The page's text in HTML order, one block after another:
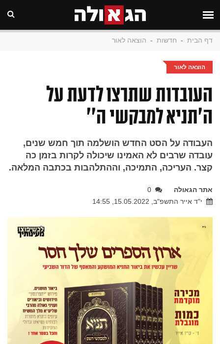
דף הבית - חדשות - הוצאה לאור
הוצאה לאור
העובדות שתרצו לדעת על
ה'תניא למבקשי ה''
העבודה על הסט החדש הושלמה תוך חמש שנים,
עובדה שרבים לא האמינו שיכולה לקרות בזמן כה
קצר. העריכה, התמיכה, וההתלהבות בכתבה המלאה.
אתר הגאולה
0
י"ד אייר התשפ"ב, 15.05.2022, 14:55